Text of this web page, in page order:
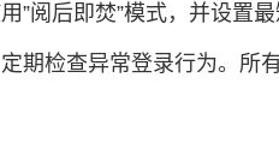
”阅后即焚”模式，并设置
期检查异常登录行为。所